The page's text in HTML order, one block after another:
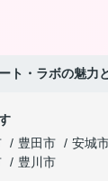
ト・ラボの魅力
豊田市 安城
豊川市